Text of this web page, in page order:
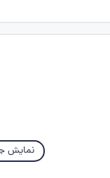
نمایش